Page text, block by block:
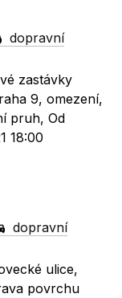
dopravní
zastávky
9, omezení,
pruh, Od
18:00
dopravní
ulice,
povrchu